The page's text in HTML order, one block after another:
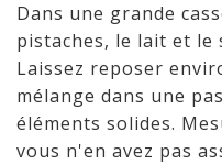
Dans une grande
pistaches, le lait et
Laissez reposer
mélange dans une
éléments solides.
vous n'en avez pas